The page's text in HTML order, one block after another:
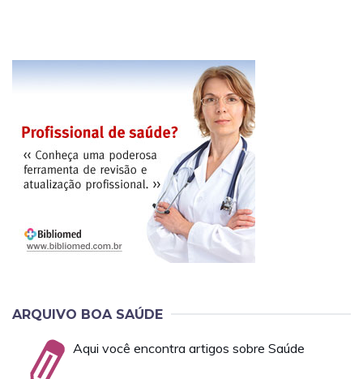
ARQUIVO BOA SAÚDE
Aqui você encontra artigos sobre Saúde